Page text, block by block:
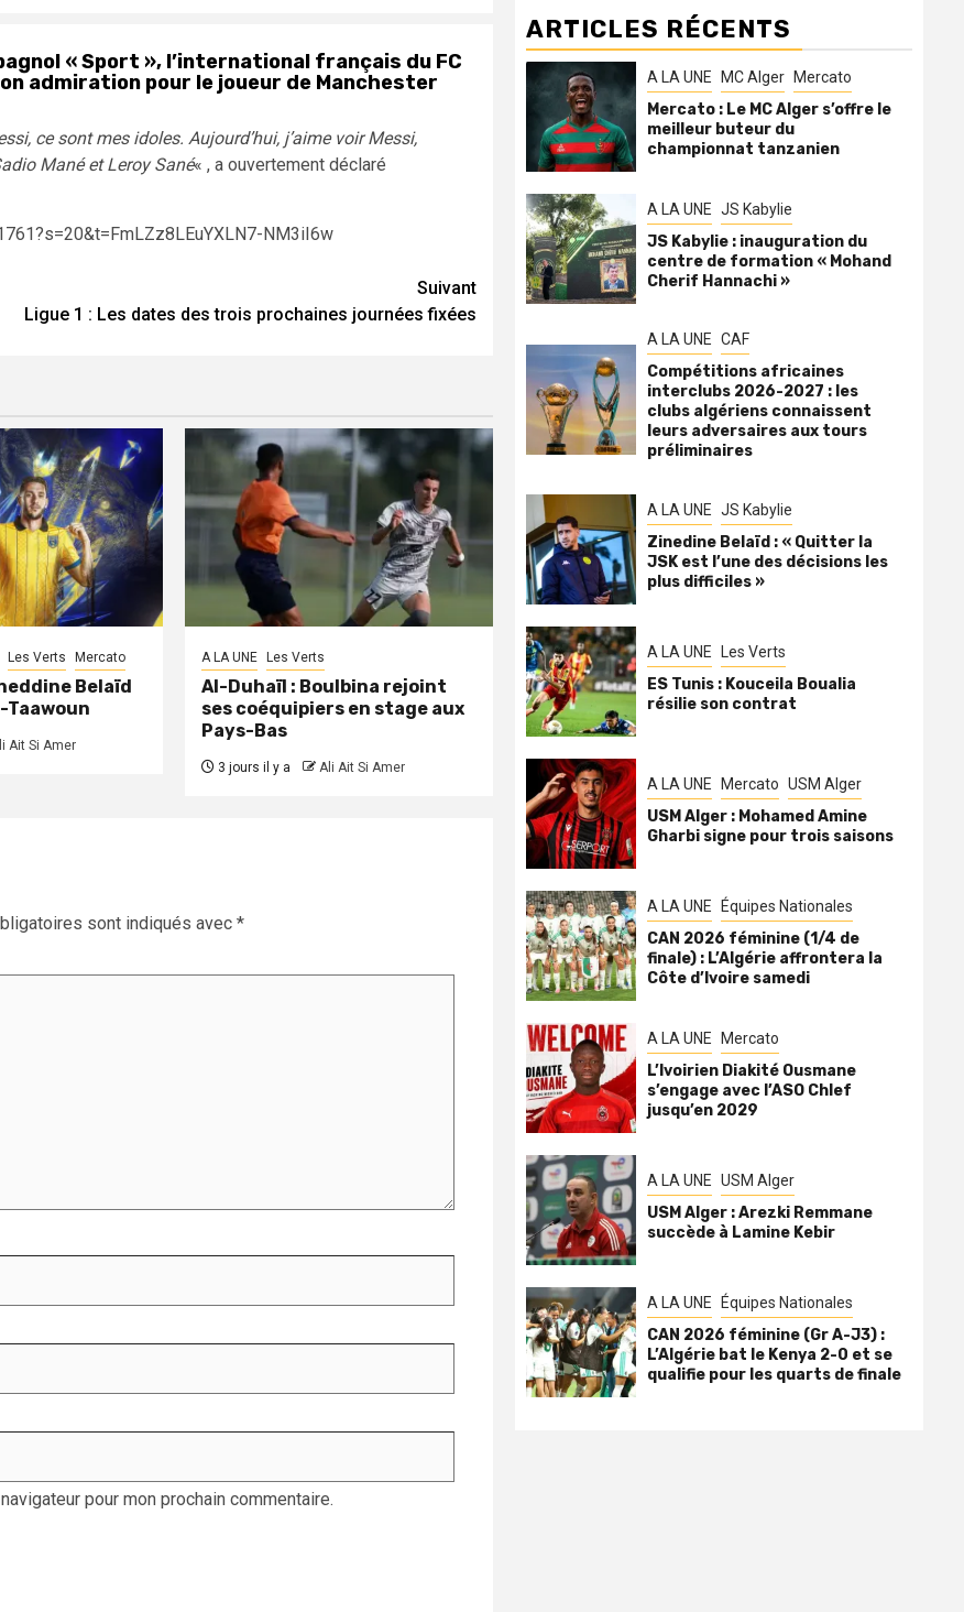
« Sport », l’international français du FC
admiration pour le joueur de Manchester
ce sont mes idoles. Aujourd’hui, j’aime voir Messi,
Mané et Leroy Sané« , a ouvertement déclaré
NM3iI6w
Suivant
Ligue 1 : Les dates des trois prochaines journées fixées
Les Verts Mercato
Belaïd
Ait Si Amer
A LA UNE Les Verts
Al-Duhaïl : Boulbina rejoint
ses coéquipiers en stage aux
Pays-Bas
3 jours il y a Ali Ait Si Amer
sont indiqués avec *
pour mon prochain commentaire.
ARTICLES RÉCENTS
A LA UNE MC Alger Mercato
Mercato : Le MC Alger s’offre le
meilleur buteur du
championnat tanzanien
A LA UNE JS Kabylie
JS Kabylie : inauguration du
centre de formation « Mohand
Cherif Hannachi »
A LA UNE CAF
Compétitions africaines
interclubs 2026-2027 : les
clubs algériens connaissent
leurs adversaires aux tours
préliminaires
A LA UNE JS Kabylie
Zinedine Belaïd : « Quitter la
JSK est l’une des décisions les
plus difficiles »
A LA UNE Les Verts
ES Tunis : Kouceila Boualia
résilie son contrat
A LA UNE Mercato USM Alger
USM Alger : Mohamed Amine
Gharbi signe pour trois saisons
A LA UNE Équipes Nationales
CAN 2026 féminine (1/4 de
finale) : L’Algérie affrontera la
Côte d’Ivoire samedi
A LA UNE Mercato
L’Ivoirien Diakité Ousmane
s’engage avec l’ASO Chlef
jusqu’en 2029
A LA UNE USM Alger
USM Alger : Arezki Remmane
succède à Lamine Kebir
A LA UNE Équipes Nationales
CAN 2026 féminine (Gr A-J3) :
L’Algérie bat le Kenya 2-0 et se
qualifie pour les quarts de finale